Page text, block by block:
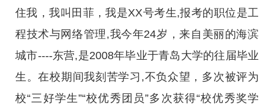
住我，我叫田菲，我是XX号考生,报考的职位是工
程技术与网络管理,我今年24岁，来自美丽的海滨
城市----东营,是2008年毕业于青岛大学的往届毕业
生。在校期间我刻苦学习,不负众望，多次被评为
校“三好学生”“校优秀团员”多次获得“校优秀奖学